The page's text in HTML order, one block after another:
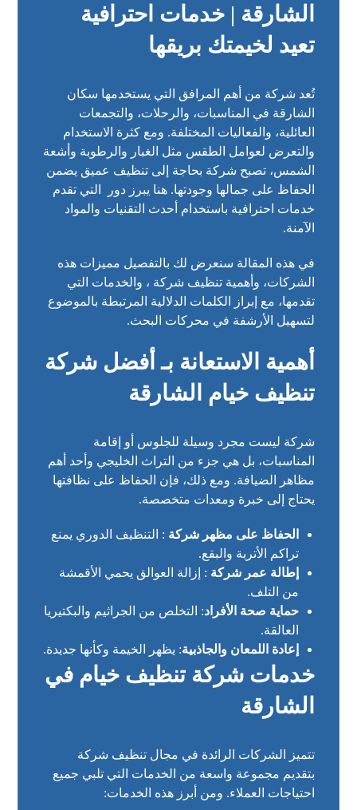
الشارقة | خدمات احترافية
تعيد لخيمتك بريقها
تُعد شركة من أهم المرافق التي يستخدمها سكان
الشارقة في المناسبات، والرحلات، والتجمعات
العائلية، والفعاليات المختلفة. ومع كثرة الاستخدام
والتعرض لعوامل الطقس مثل الغبار والرطوبة وأشعة
الشمس، تصبح شركة بحاجة إلى تنظيف عميق يضمن
الحفاظ على جمالها وجودتها. هنا يبرز دور التي تقدم
خدمات احترافية باستخدام أحدث التقنيات والمواد
الآمنة.
في هذه المقالة سنعرض لك بالتفصيل مميزات هذه
الشركات، وأهمية تنظيف شركة ، والخدمات التي
تقدمها، مع إبراز الكلمات الدلالية المرتبطة بالموضوع
لتسهيل الأرشفة في محركات البحث.
أهمية الاستعانة بـ أفضل شركة
تنظيف خيام الشارقة
شركة ليست مجرد وسيلة للجلوس أو إقامة
المناسبات، بل هي جزء من التراث الخليجي وأحد أهم
مظاهر الضيافة. ومع ذلك، فإن الحفاظ على نظافتها
يحتاج إلى خبرة ومعدات متخصصة.
الحفاظ على مظهر شركة : التنظيف الدوري يمنع
تراكم الأتربة والبقع.
إطالة عمر شركة : إزالة العوالق يحمي الأقمشة
من التلف.
حماية صحة الأفراد: التخلص من الجراثيم والبكتيريا
العالقة.
إعادة اللمعان والجاذبية: يظهر الخيمة وكأنها جديدة.
خدمات شركة تنظيف خيام في
الشارقة
تتميز الشركات الرائدة في مجال تنظيف شركة
بتقديم مجموعة واسعة من الخدمات التي تلبي جميع
احتياجات العملاء. ومن أبرز هذه الخدمات: